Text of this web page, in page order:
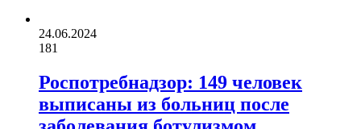
24.06.2024
181
Роспотребнадзор: 149 человек
выписаны из больниц после